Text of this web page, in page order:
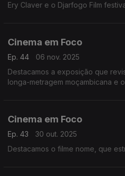
Ery Claver e o Djarfogo Film
Cinema em Foco
Ep. 44
06 nov. 2025
Destacamos a exposição que
longa-metragem moçambicana e
Cinema em Foco
Ep. 43
30 out. 2025
Destacamos o filme nome, que